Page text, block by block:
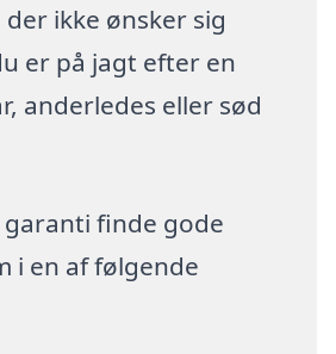
ikke ønsker sig
er på jagt efter en
anderledes eller sød
garanti finde gode
i en af følgende